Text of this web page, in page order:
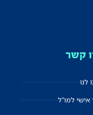
קשר
לנו
אישי למו"ל